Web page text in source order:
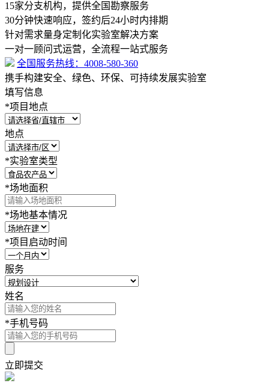
15家分支机构，提供全国勘察服务
30分钟快速响应，签约后24小时内排期
针对需求量身定制化实验室解决方案
一对一顾问式运营，全流程一站式服务
全国服务热线： 4008-580-360
携手构建安全、绿色、环保、可持续发展实验室
填写信息
*项目地点
地点
*实验室类型
*场地面积
*场地基本情况
*项目启动时间
服务
姓名
*手机号码
立即提交